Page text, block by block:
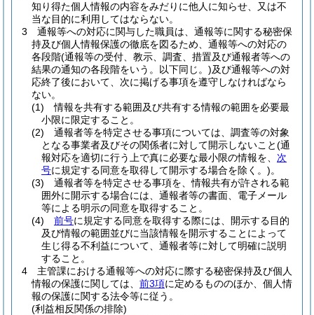
知り得た個人情報の内容をみだりに他人に知らせ、又は不
当な目的に利用してはならない。
3
通報等への対応に関与した職員は、通報等に関する秘密保
持及び個人情報保護の徹底を図るため、通報等への対応の
各段階(通報等の受付、教示、調査、措置及び通報者等への
結果の通知の各段階をいう。以下同じ。)及び通報等への対
応終了後において、次に掲げる事項を遵守しなければなら
ない。
(1)
情報を共有する範囲及び共有する情報の範囲を必要最
小限に限定すること。
(2)
通報者等を特定させる事項については、調査等の対象
となる事業者及びその関係者に対して開示しないこと(通
報対応を適切に行う上で真に必要な最小限の情報を、 次
号に規定する同意を取得して開示する場合を除く。)。
(3)
通報者等を特定させる事項を、情報共有が許される範
囲外に開示する場合には、通報者等の書面、電子メール
等による明示の同意を取得すること。
(4)
前号に規定する同意を取得する際には、開示する目的
及び情報の範囲並びに当該情報を開示することによって
生じ得る不利益について、通報者等に対して明確に説明
すること。
4
主管課における通報等への対応に際する秘密保持及び個人
情報の保護に関しては、 前3項に定めるもののほか、個人情
報の保護に関する法令等に従う。
(利益相反関係の排除)